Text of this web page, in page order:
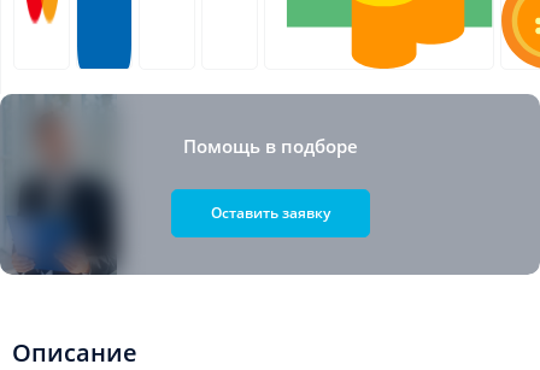
Помощь в подборе
Оставить заявку
Описание